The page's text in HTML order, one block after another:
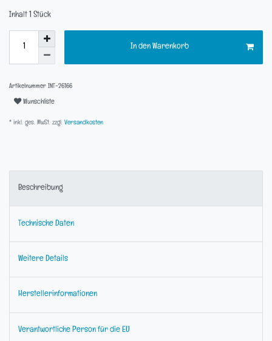
Inhalt Stück
In den Warenkorb
Artikelnummer INT-26166
Wunschliste
* inkl. ges. MwSt. zzgl. Versandkosten
Beschreibung
Technische Daten
Weitere Details
Herstellerinformationen
Verantwortliche Person für die EU